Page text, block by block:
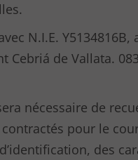
N.I.E.
Cebriá de Vallata.
nécessaire de
pour le
des